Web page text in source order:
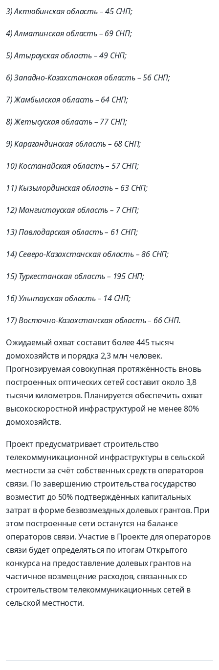
3) Актюбинская область – 45 СНП;
4) Алматинская область – 69 СНП;
5) Атырауская область – 49 СНП;
6) Западно-Казахстанская область – 56 СНП;
7) Жамбылская область – 64 СНП;
8) Жетысуская область – 77 СНП;
9) Карагандинская область – 68 СНП;
10) Костанайская область – 57 СНП;
11) Кызылординская область – 63 СНП;
12) Мангистауская область – 7 СНП;
13) Павлодарская область – 61 СНП;
14) Северо-Казахстанская область – 86 СНП;
15) Туркестанская область – 195 СНП;
16) Улытауская область – 14 СНП;
17) Восточно-Казахстанская область – 66 СНП.
Ожидаемый охват составит более 445 тысяч
домохозяйств и порядка 2,3 млн человек.
Прогнозируемая совокупная протяжённость вновь
построенных оптических сетей составит около 3,8
тысячи километров. Планируется обеспечить охват
высокоскоростной инфраструктурой не менее 80%
домохозяйств.
Проект предусматривает строительство
телекоммуникационной инфраструктуры в сельской
местности за счёт собственных средств операторов
связи. По завершению строительства государство
возместит до 50% подтверждённых капитальных
затрат в форме безвозмездных долевых грантов. При
этом построенные сети останутся на балансе
операторов связи. Участие в Проекте для операторов
связи будет определяться по итогам Открытого
конкурса на предоставление долевых грантов на
частичное возмещение расходов, связанных со
строительством телекоммуникационных сетей в
сельской местности.